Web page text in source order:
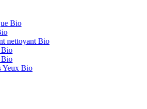
Bio
nettoyant Bio
Bio
Bio
Yeux Bio